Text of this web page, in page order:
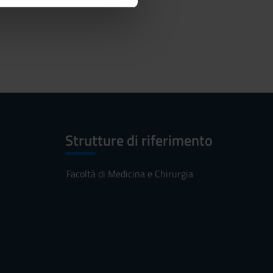
Strutture di riferimento
Facoltà di Medicina e Chirurgia